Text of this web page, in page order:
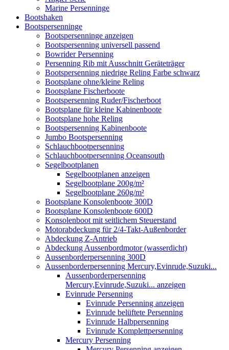
Marine Persenninge
Bootshaken
Bootspersenninge
Bootspersenninge anzeigen
Bootspersenning universell passend
Bowrider Persenning
Persenning Rib mit Ausschnitt Geräteträger
Bootspersenning niedrige Reling Farbe schwarz
Bootsplane ohne/kleine Reling
Bootsplane Fischerboote
Bootspersenning Ruder/Fischerboot
Bootsplane für kleine Kabinenboote
Bootsplane hohe Reling
Bootspersenning Kabinenboote
Jumbo Bootspersenning
Schlauchbootpersenning
Schlauchbootpersenning Oceansouth
Segelbootplanen
Segelbootplanen anzeigen
Segelbootplane 200g/m²
Segelbootplane 260g/m²
Bootsplane Konsolenboote 300D
Bootsplane Konsolenboote 600D
Konsolenboot mit seitlichem Steuerstand
Motorabdeckung für 2/4-Takt-Außenborder
Abdeckung Z-Antrieb
Abdeckung Aussenbordmotor (wasserdicht)
Aussenborderpersenning 300D
Aussenborderpersenning Mercury,Evinrude,Suzuki...
Aussenborderpersenning
Mercury,Evinrude,Suzuki... anzeigen
Evinrude Persenning
Evinrude Persenning anzeigen
Evinrude belüftete Persenning
Evinrude Halbpersenning
Evinrude Komplettpersenning
Mercury Persenning